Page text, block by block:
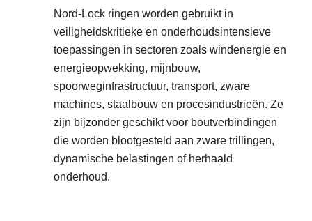
Nord-Lock ringen worden gebruikt in
veiligheidskritieke en onderhoudsintensieve
toepassingen in sectoren zoals windenergie en
energieopwekking, mijnbouw,
spoorweginfrastructuur, transport, zware
machines, staalbouw en procesindustrieën. Ze
zijn bijzonder geschikt voor boutverbindingen
die worden blootgesteld aan zware trillingen,
dynamische belastingen of herhaald
onderhoud.